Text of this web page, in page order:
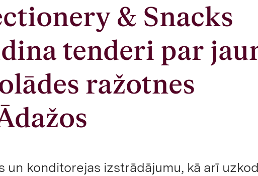
& Snacks
tenderi par
ražotnes
un konditorejas izstrādājumu, kā arī